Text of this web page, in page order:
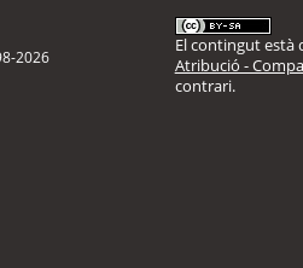
2026
El contingut està
Atribució -
contrari.